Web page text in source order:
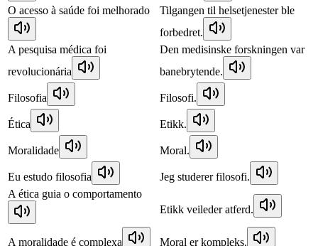
O acesso à saúde foi melhorado
Tilgangen til helsetjenester ble
forbedret.
A pesquisa médica foi
revolucionária
Den medisinske forskningen var
banebrytende.
Filosofia Filosofi.
Ética Etikk.
Moralidade Moral.
Eu estudo filosofia
Jeg studerer filosofi.
A ética guia o comportamento
Etikk veileder atferd.
A moralidade é complexa
Moral er kompleks.